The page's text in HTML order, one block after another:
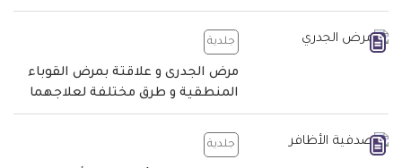
جلدية
مرض الجدرى و علاقتة بمرض القوباء
المنطقية و طرق مختلفة لعلاجهما
جلدية